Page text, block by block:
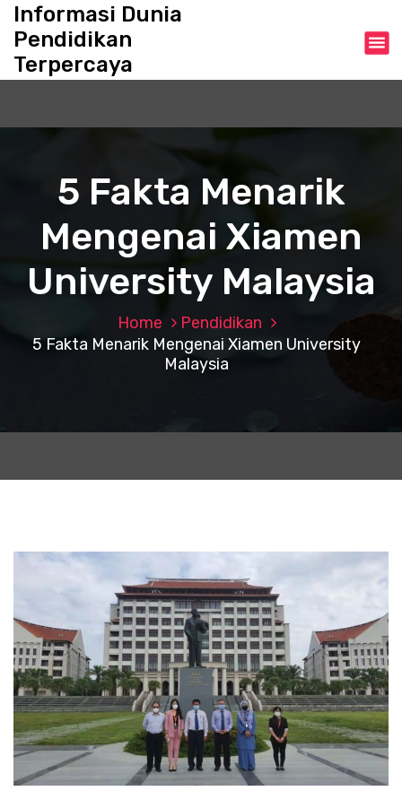
c
Informasi Dunia
Pendidikan
Terpercaya
5 Fakta Menarik
Mengenai Xiamen
University Malaysia
Home
Pendidikan
5 Fakta Menarik Mengenai Xiamen University
Malaysia